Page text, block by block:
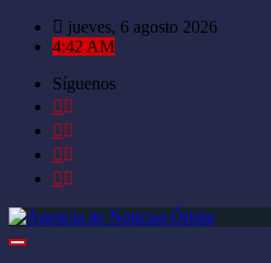
Saltar
jueves, 6 agosto 2026
4:42 AM
Síguenos